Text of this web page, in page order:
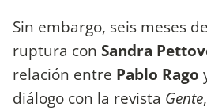
Sin embargo, seis meses
ruptura con Sandra
relación entre Pablo Rago
diálogo con la revista Gente